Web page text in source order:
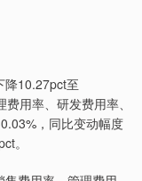
10.27pct至
用率、研发费用率、
，同比变动幅度
。